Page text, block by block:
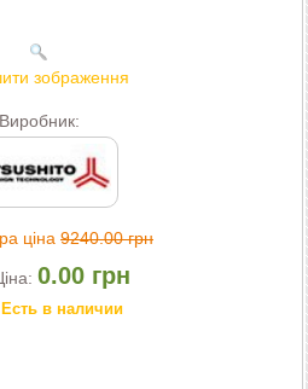
зображення
Виробник:
ціна 9240.00 грн
0.00 грн
Есть в наличии